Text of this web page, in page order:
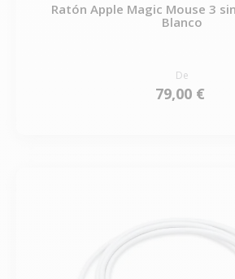
Ratón Apple Magic Mouse 3
Blanco
De
79,00 €